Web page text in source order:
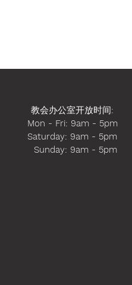
教会办公室开放时间:
Mon - Fri: 9am - 5pm
​​Saturday: 9am - 5pm
​ Sunday: 9am - 5pm